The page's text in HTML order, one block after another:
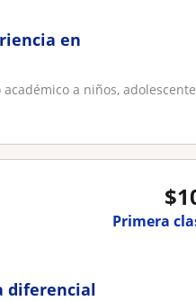
en
a niños,
$
Primera
diferencial